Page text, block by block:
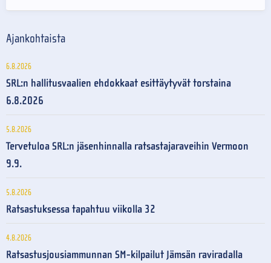
Ajankohtaista
6.8.2026
SRL:n hallitusvaalien ehdokkaat esittäytyvät torstaina
6.8.2026
5.8.2026
Tervetuloa SRL:n jäsenhinnalla ratsastajaraveihin Vermoon
9.9.
5.8.2026
Ratsastuksessa tapahtuu viikolla 32
4.8.2026
Ratsastusjousiammunnan SM-kilpailut Jämsän raviradalla